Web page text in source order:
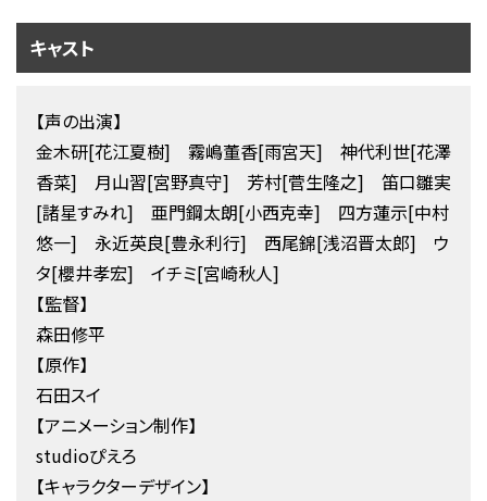
キャスト
【声の出演】
金木研[花江夏樹] 霧嶋董香[雨宮天] 神代利世[花澤
香菜] 月山習[宮野真守] 芳村[菅生隆之] 笛口雛実
[諸星すみれ] 亜門鋼太朗[小西克幸] 四方蓮示[中村
悠一] 永近英良[豊永利行] 西尾錦[浅沼晋太郎] ウ
タ[櫻井孝宏] イチミ[宮崎秋人]
【監督】
森田修平
【原作】
石田スイ
【アニメーション制作】
studioぴえろ
【キャラクターデザイン】